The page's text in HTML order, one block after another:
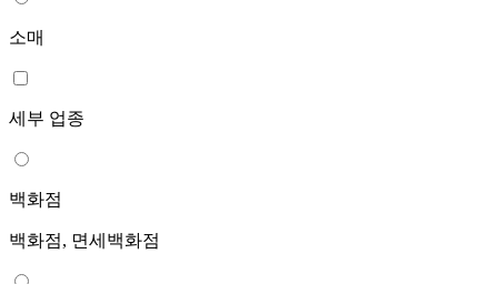
소매
세부 업종
백화점
백화점, 면세백화점